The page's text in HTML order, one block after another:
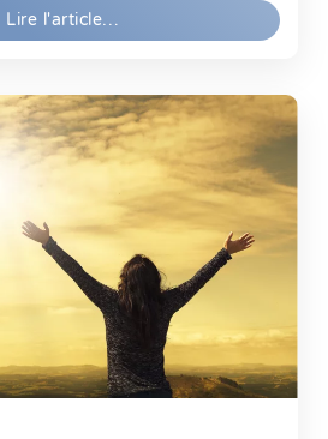
Lire l'article…